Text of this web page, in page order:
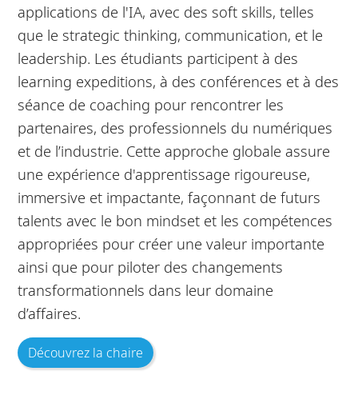
applications de l'IA, avec des soft skills, telles
que le strategic thinking, communication, et le
leadership. Les étudiants participent à des
learning expeditions, à des conférences et à des
séance de coaching pour rencontrer les
partenaires, des professionnels du numériques
et de l’industrie. Cette approche globale assure
une expérience d'apprentissage rigoureuse,
immersive et impactante, façonnant de futurs
talents avec le bon mindset et les compétences
appropriées pour créer une valeur importante
ainsi que pour piloter des changements
transformationnels dans leur domaine
d’affaires.
Découvrez la chaire